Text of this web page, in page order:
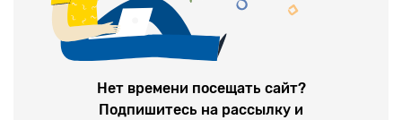
Нет времени посещать сайт?
Подпишитесь на рассылку и